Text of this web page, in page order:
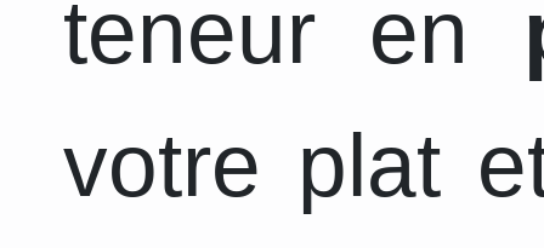
teneur en
votre plat